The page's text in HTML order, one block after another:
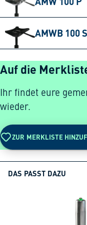
AMWB 100 S
Auf die
Ihr findet eure
wieder.
ZUR MERKLISTE
DAS PASST DAZU